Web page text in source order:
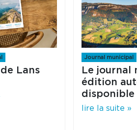
Lans
Journal municipal
Le journal
édition
disponible
lire la suite »